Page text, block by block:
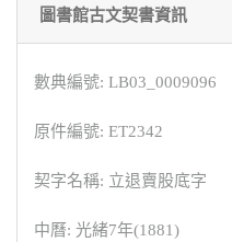
圖書館古文契書資訊
數典編號: LB03_0009096
原件編號: ET2342
契字名稱: 立退賣股底字
中曆: 光緒7年(1881)